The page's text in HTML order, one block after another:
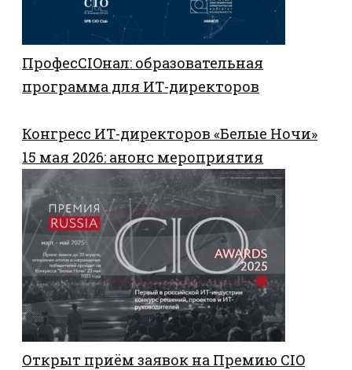
ПрофесCIOнал: образовательная
программа для ИТ-директоров
Конгресс ИТ-директоров «Белые Ночи»
15 мая 2026: анонс мероприятия
Открыт приём заявок на Премию CIO